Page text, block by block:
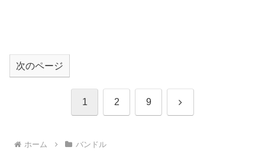
次のページ
1 2 9 次
ホーム バンドル